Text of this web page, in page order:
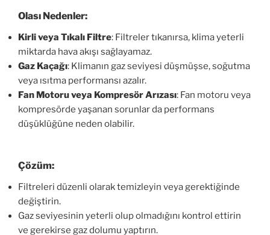
Olası Nedenler:
Kirli veya Tıkalı Filtre: Filtreler tıkanırsa, klima yeterli
miktarda hava akışı sağlayamaz.
Gaz Kaçağı: Klimanın gaz seviyesi düşmüşse, soğutma
veya ısıtma performansı azalır.
Fan Motoru veya Kompresör Arızası: Fan motoru veya
kompresörde yaşanan sorunlar da performans
düşüklüğüne neden olabilir.
Çözüm:
Filtreleri düzenli olarak temizleyin veya gerektiğinde
değiştirin.
Gaz seviyesinin yeterli olup olmadığını kontrol ettirin
ve gerekirse gaz dolumu yaptırın.